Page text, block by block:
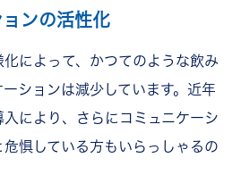
ンの活性化
によって、かつてのような飲み
ションは減少しています。近年
により、さらにコミュニケーシ
惧している方もいらっしゃるの